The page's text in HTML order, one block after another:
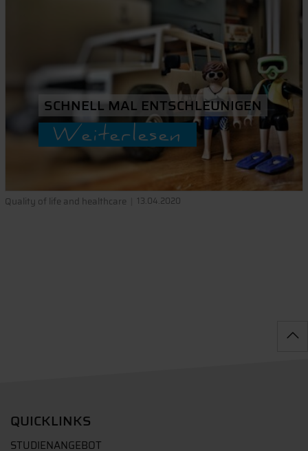
SCHNELL MAL ENTSCHLEUNIGEN
Weiterlesen
Quality of life and healthcare 13.04.2020
QUICKLINKS
STUDIENANGEBOT